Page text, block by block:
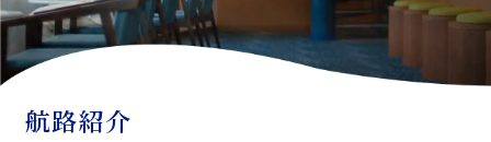
航路紹介